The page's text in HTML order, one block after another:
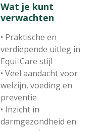
Wat je kunt
verwachten
• Praktische en
verdiepende uitleg in
Equi-Care stijl
• Veel aandacht voor
welzijn, voeding en
preventie
• Inzicht in
darmgezondheid en